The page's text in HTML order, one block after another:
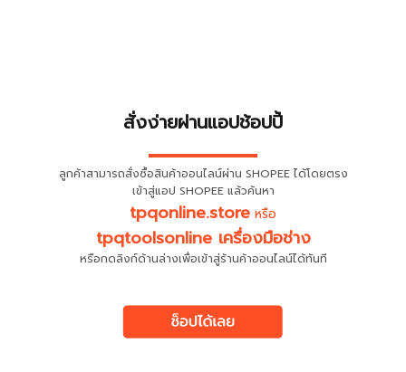
สั่งง่ายผ่านแอปช้อปปี้
▬▬▬▬▬▬▬▬▬▬
ลูกค้าสามารถสั่งซื้อสินค้าออนไลน์ผ่าน SHOPEE ได้โดยตรง
เข้าสู่แอป SHOPEE แล้วค้นหา
tpqonline.store หรือ
tpqtoolsonline เครื่องมือช่าง
หรือกดลิงก์ด้านล่างเพื่อเข้าสู่ร้านค้าออนไลน์ได้ทันที